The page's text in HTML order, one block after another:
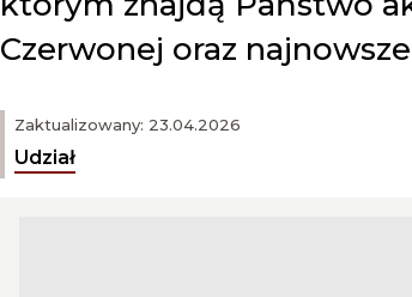
Zaktualizowany: 23.04.2026
Udział
Czerwonej oraz